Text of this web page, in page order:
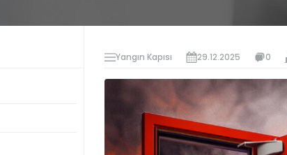
Yangın Kapısı 29.12.2025 0